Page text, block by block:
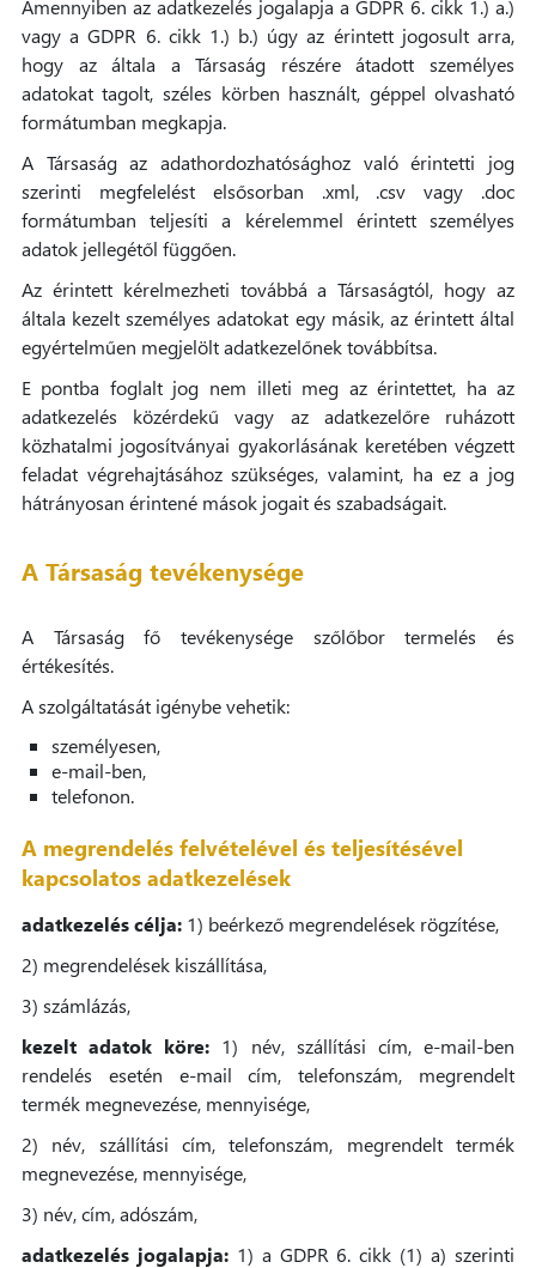
Amennyiben az adatkezelés jogalapja a GDPR 6. cikk 1.) a.)
vagy a GDPR 6. cikk 1.) b.) úgy az érintett jogosult arra,
hogy az általa a Társaság részére átadott személyes
adatokat tagolt, széles körben használt, géppel olvasható
formátumban megkapja.
A Társaság az adathordozhatósághoz való érintetti jog
szerinti megfelelést elsősorban .xml, .csv vagy .doc
formátumban teljesíti a kérelemmel érintett személyes
adatok jellegétől függően.
Az érintett kérelmezheti továbbá a Társaságtól, hogy az
általa kezelt személyes adatokat egy másik, az érintett által
egyértelműen megjelölt adatkezelőnek továbbítsa.
E pontba foglalt jog nem illeti meg az érintettet, ha az
adatkezelés közérdekű vagy az adatkezelőre ruházott
közhatalmi jogosítványai gyakorlásának keretében végzett
feladat végrehajtásához szükséges, valamint, ha ez a jog
hátrányosan érintené mások jogait és szabadságait.
A Társaság tevékenysége
A Társaság fő tevékenysége szőlőbor termelés és
értékesítés.
A szolgáltatását igénybe vehetik:
személyesen,
e-mail-ben,
telefonon.
A megrendelés felvételével és teljesítésével
kapcsolatos adatkezelések
adatkezelés célja: 1) beérkező megrendelések rögzítése,
2) megrendelések kiszállítása,
3) számlázás,
kezelt adatok köre: 1) név, szállítási cím, e-mail-ben
rendelés esetén e-mail cím, telefonszám, megrendelt
termék megnevezése, mennyisége,
2) név, szállítási cím, telefonszám, megrendelt termék
megnevezése, mennyisége,
3) név, cím, adószám,
adatkezelés jogalapja:1) a GDPR 6. cikk (1) a) szerinti